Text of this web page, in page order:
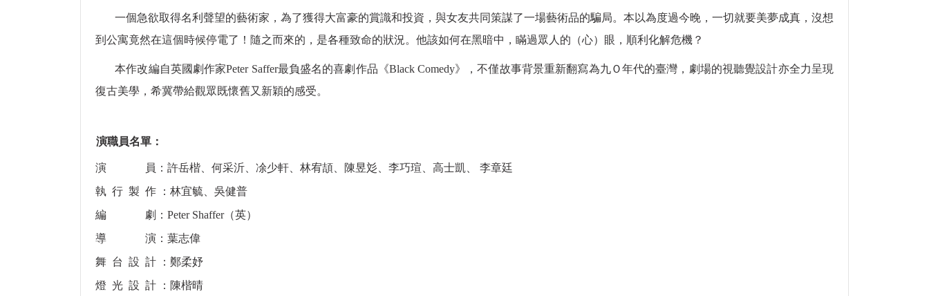
一個急欲取得名利聲望的藝術家，為了獲得大富豪的賞識和投資，與女友共同策謀了一場藝術品的騙局。本以為度過今晚，一切就要美夢成真，沒想
到公寓竟然在這個時候停電了！隨之而來的，是各種致命的狀況。他該如何在黑暗中，瞞過眾人的（心）眼，順利 化解危機？
本作改編自英國劇作家Peter Saffer最負盛名的喜劇作品《Black Comedy》，不僅故事背景重新翻寫為九Ｏ年代的臺灣，劇場的視聽覺設計亦全力呈現
復古美學，希冀帶給觀眾既懷舊又新穎的感受。
演職員名單：
演 員：許岳楷、何采沂、凃少軒、林宥頡、陳昱彣、李巧瑄、高士凱、
李章廷
執 行 製 作 ：林宜毓、吳健普
編 劇：Peter Shaffer（英）
導 演：葉志偉
舞 台 設 計 ：鄭柔妤
燈 光 設 計 ：陳楷晴